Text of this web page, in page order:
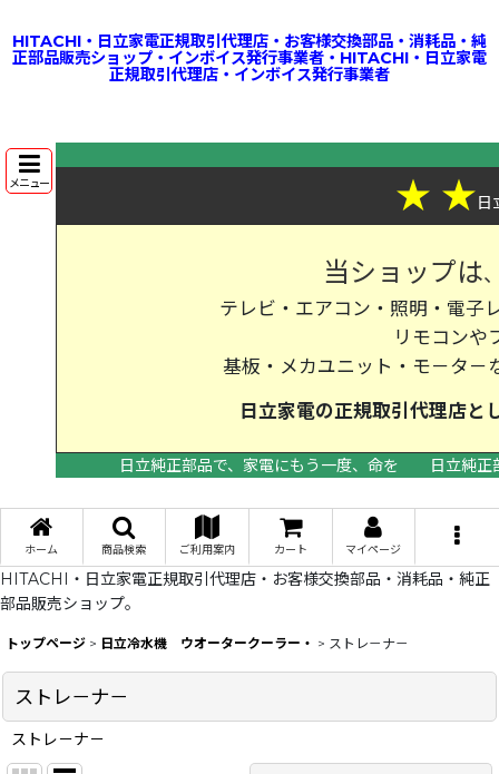
HITACHI・日立家電正規取引代理店・お客様交換部品・消耗品・純
正部品販売ショップ・インボイス発行事業者・HITACHI・日立家電
正規取引代理店・インボイス発行事業者
メニュー ★ ★日
当ショップは
テレビ・エアコン・照明・電子
リモコンや
基板・メカユニット・モ－タ－
日立家電の正規取引代理店
日立純正部品で、家電にもう一度、命を
日立純
ホーム 商品検索 ご利用案内 カート マイページ
HITACHI・日立家電正規取引代理店・お客様交換部品・消耗品・純正
部品販売ショップ。
トップページ > 日立冷水機 ウオータークーラー・ > ストレ－ナ－
ストレ－ナ－
ストレ－ナ－